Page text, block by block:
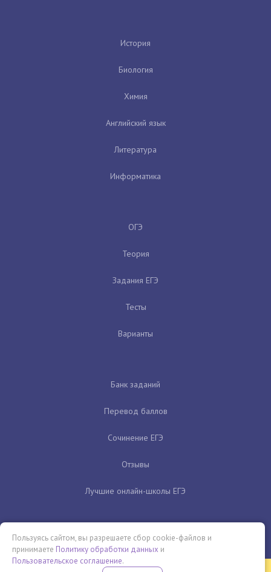
История
Биология
Химия
Английский язык
Литература
Информатика
ОГЭ
Теория
Задания ЕГЭ
Тесты
Варианты
Банк заданий
Перевод баллов
Сочинение ЕГЭ
Отзывы
Лучшие онлайн-школы ЕГЭ
Пользуясь сайтом, вы разрешаете сбор cookie-файлов и
принимаете Политику обработки данных и
Пользовательское соглашение.